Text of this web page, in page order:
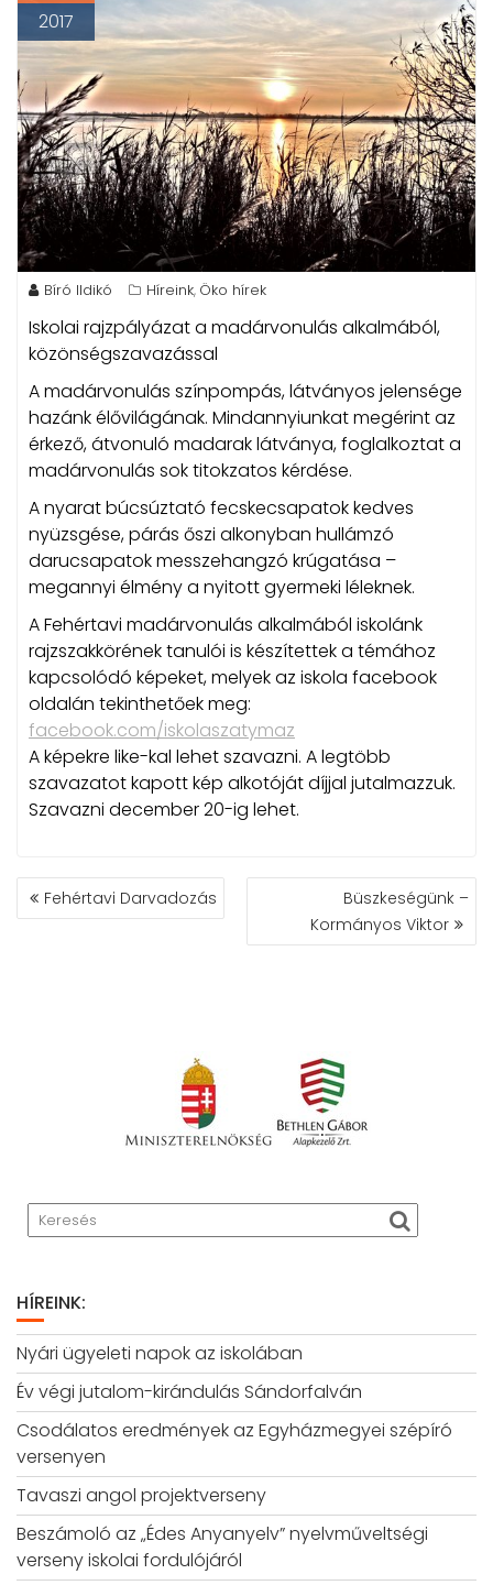
2017
Bíró Ildikó Híreink, Öko hírek
Iskolai rajzpályázat a madárvonulás alkalmából,
közönségszavazással
A madárvonulás színpompás, látványos jelensége
hazánk élővilágának. Mindannyiunkat megérint az
érkező, átvonuló madarak látványa, foglalkoztat a
madárvonulás sok titokzatos kérdése.
A nyarat búcsúztató fecskecsapatok kedves
nyüzsgése, párás őszi alkonyban hullámzó
darucsapatok messzehangzó krúgatása –
megannyi élmény a nyitott gyermeki léleknek.
A Fehértavi madárvonulás alkalmából iskolánk
rajzszakkörének tanulói is készítettek a témához
kapcsolódó képeket, melyek az iskola facebook
oldalán tekinthetőek meg:
facebook.com/iskolaszatymaz
A képekre like-kal lehet szavazni. A legtöbb
szavazatot kapott kép alkotóját díjjal jutalmazzuk.
Szavazni december 20-ig lehet.
BEJEGYZÉS
NAVIGÁCIÓ
Fehértavi Darvadozás
Büszkeségünk –
Kormányos Viktor
HÍREINK:
Nyári ügyeleti napok az iskolában
Év végi jutalom-kirándulás Sándorfalván
Csodálatos eredmények az Egyházmegyei szépíró
versenyen
Tavaszi angol projektverseny
Beszámoló az „Édes Anyanyelv” nyelvműveltségi
verseny iskolai fordulójáról